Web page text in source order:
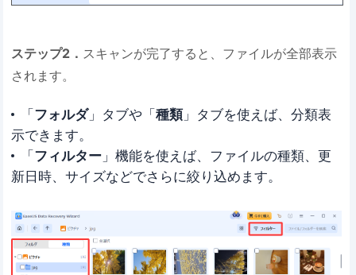
ステップ2． スキャンが完了すると、ファイルが全部表示
されます。
「フォルダ」タブや「種類」タブを使えば、分類表
示できます。
「フィルター」機能を使えば、ファイルの種類、更
新日時、サイズなどでさらに絞り込めます。